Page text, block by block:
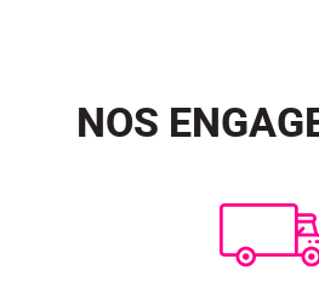
NOS